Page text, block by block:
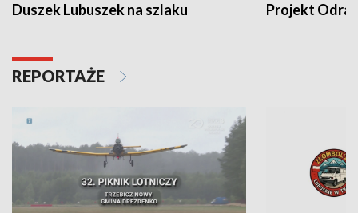
Duszek Lubuszek na szlaku Projekt Odra
REPORTAŻE